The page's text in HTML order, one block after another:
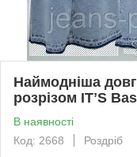
Наймодніша
розрізом ITʼS
В наявності
Код: 2668
Роздріб